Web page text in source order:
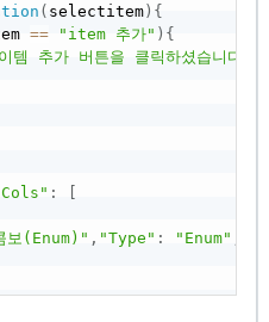
( selectitem ) {
== "item 추가" ) {
템 추가 버튼을 클릭하셨습니다."
:
보(Enum)" , "Type" : "Enum"